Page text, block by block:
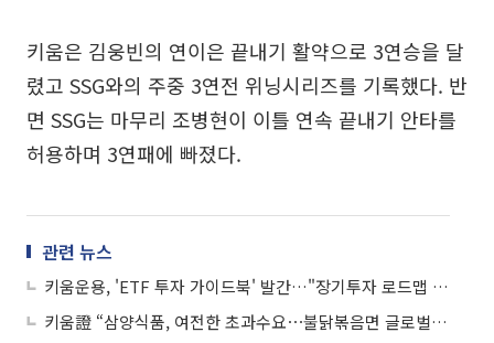
키움은 김웅빈의 연이은 끝내기 활약으로 3연승을 달
렸고 SSG와의 주중 3연전 위닝시리즈를 기록했다. 반
면 SSG는 마무리 조병현이 이틀 연속 끝내기 안타를
허용하며 3연패에 빠졌다.
관련 뉴스
키움운용, 'ETF 투자 가이드북' 발간…"장기투자 로드맵 제시"
키움證 “삼양식품, 여전한 초과수요⋯불닭볶음면 글로벌 확장성에 영업익↑”